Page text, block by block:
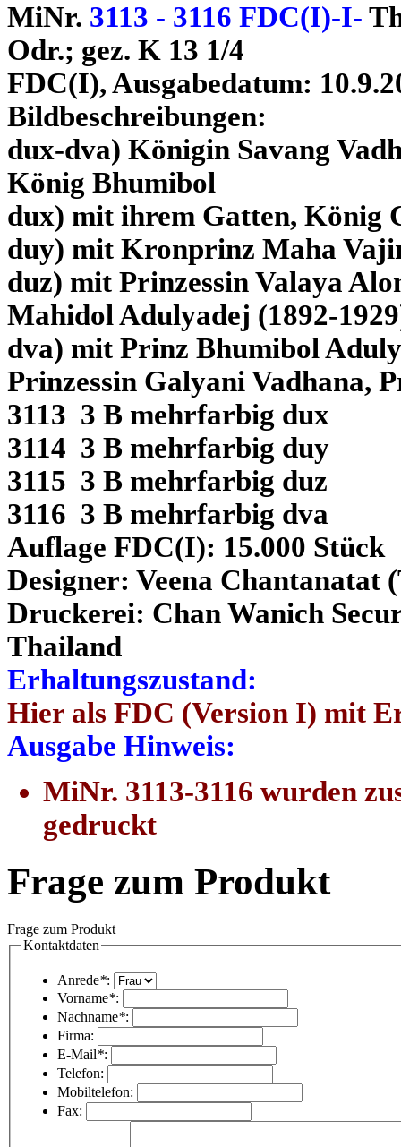
MiNr. 3113 - 3116 FDC(I)-I-
Odr.; gez. K 13 1/4
FDC(I), Ausgabedatum:
Bildbeschreibungen:
dux-dva) Königin Savang
König Bhumibol
dux) mit ihrem Gatten, König
duy) mit Kronprinz Maha
duz) mit Prinzessin Valaya
Mahidol Adulyadej (1892-
dva) mit Prinz Bhumibol
Prinzessin Galyani Vadhana,
3113 3 B mehrfarbig dux
3114 3 B mehrfarbig duy
3115 3 B mehrfarbig duz
3116 3 B mehrfarbig dva
Auflage FDC(I): 15.000 Stück
Designer: Veena Chantanatat
Druckerei: Chan Wanich
Thailand
Erhaltungszustand:
Hier als FDC (Version I) mit
Ausgabe Hinweis:
MiNr. 3113-3116 wurden
gedruckt
Frage zum Produkt
Frage zum Produkt
Kontaktdaten
Anrede*:
Vorname*:
Nachname*:
Firma:
E-Mail*:
Telefon:
Mobiltelefon:
Fax: